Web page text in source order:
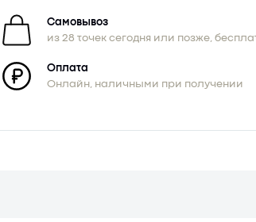
Самовывоз
из 28 точек сегодня или позже,
Оплата
Онлайн, наличными при получении